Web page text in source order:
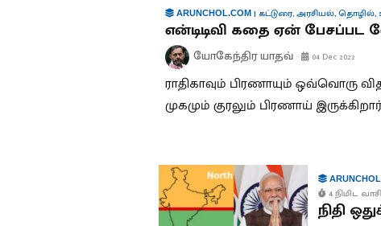
ARUNCHOL.COM | கட்டுரை,அரசியல்,தொழில்,
என்டிடிவி கதை ஏன் பேசப்பட
யோகேந்திர யாதவ் 04 Dec 2022
ராதிகாவும் பிரணாயும் ஒவ்வொரு
முகமும் குரலும் பிரணாய்
4 நிமிட
நிதி